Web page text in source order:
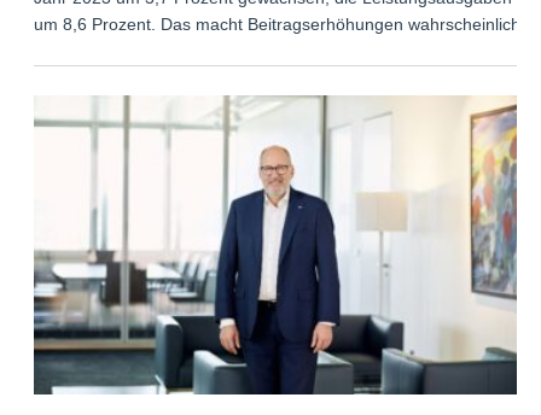
um 8,6 Prozent. Das macht Beitragserhöhungen wahrscheinlich.